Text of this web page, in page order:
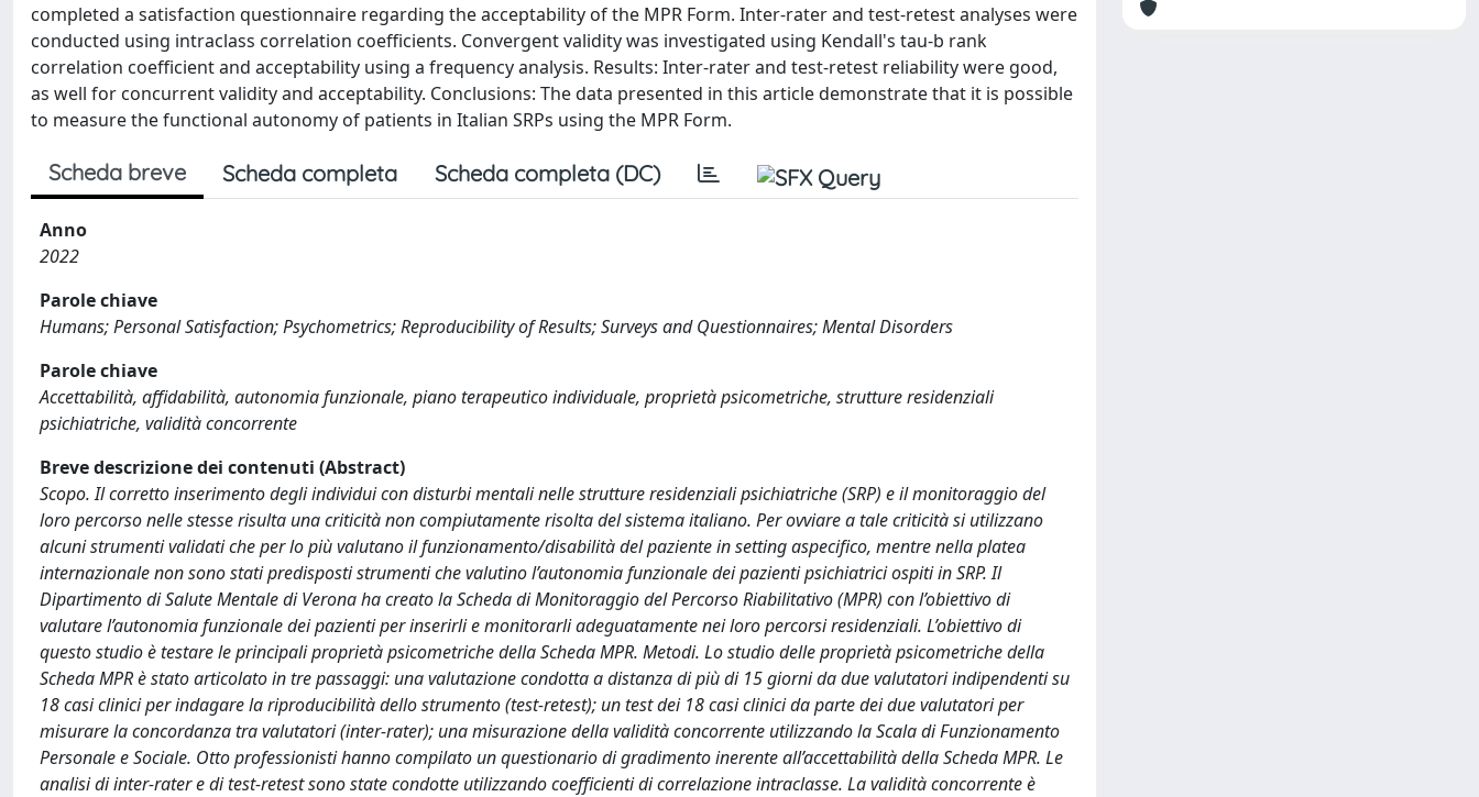
completed a satisfaction questionnaire regarding the acceptability of the MPR Form. Inter-rater and test-retest analyses were
conducted using intraclass correlation coefficients. Convergent validity was investigated using Kendall's tau-b rank
correlation coefficient and acceptability using a frequency analysis. Results: Inter-rater and test-retest reliability were good,
as well for concurrent validity and acceptability. Conclusions: The data presented in this article demonstrate that it is possible
to measure the functional autonomy of patients in Italian SRPs using the MPR Form.
Scheda breve Scheda completa Scheda completa (DC)
Anno
2022
Parole chiave
Humans; Personal Satisfaction; Psychometrics; Reproducibility of Results; Surveys and Questionnaires; Mental Disorders
Parole chiave
Accettabilità, affidabilità, autonomia funzionale, piano terapeutico individuale, proprietà psicometriche, strutture residenziali
psichiatriche, validità concorrente
Breve descrizione dei contenuti (Abstract)
Scopo. Il corretto inserimento degli individui con disturbi mentali nelle strutture residenziali psichiatriche (SRP) e il monitoraggio del
loro percorso nelle stesse risulta una criticità non compiutamente risolta del sistema italiano. Per ovviare a tale criticità si utilizzano
alcuni strumenti validati che per lo più valutano il funzionamento/disabilità del paziente in setting aspecifico, mentre nella platea
internazionale non sono stati predisposti strumenti che valutino l’autonomia funzionale dei pazienti psichiatrici ospiti in SRP. Il
Dipartimento di Salute Mentale di Verona ha creato la Scheda di Monitoraggio del Percorso Riabilitativo (MPR) con l’obiettivo di
valutare l’autonomia funzionale dei pazienti per inserirli e monitorarli adeguatamente nei loro percorsi residenziali. L’obiettivo di
questo studio è testare le principali proprietà psicometriche della Scheda MPR. Metodi. Lo studio delle proprietà psicometriche della
Scheda MPR è stato articolato in tre passaggi: una valutazione condotta a distanza di più di 15 giorni da due valutatori indipendenti su
18 casi clinici per indagare la riproducibilità dello strumento (test-retest); un test dei 18 casi clinici da parte dei due valutatori per
misurare la concordanza tra valutatori (inter-rater); una misurazione della validità concorrente utilizzando la Scala di Funzionamento
Personale e Sociale. Otto professionisti hanno compilato un questionario di gradimento inerente all’accettabilità della Scheda MPR. Le
analisi di inter-rater e di test-retest sono state condotte utilizzando coefficienti di correlazione intraclasse. La validità concorrente è